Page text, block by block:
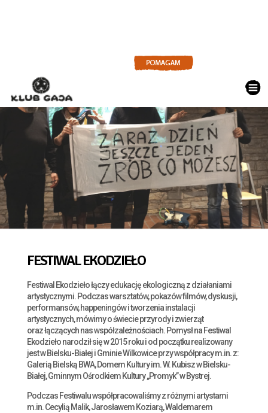
SZTUKA DLA ZIEMI
FESTIWAL
FESTIWAL EKODZIEŁO
Festiwal Ekodzieło łączy edukację ekologiczną z działaniami
artystycznymi. Podczas warsztatów, pokazów filmów, dyskusji,
performansów, happeningów i tworzenia instalacji
artystycznych, mówimy o świecie przyrody i zwierząt
oraz łączących nas współzależnościach. Pomysł na Festiwal
Ekodzieło narodził się w 2015 roku i od początku realizowany
jest w Bielsku-Białej i Gminie Wilkowice przy współpracy m.in. z:
Galerią Bielską BWA, Domem Kultury im. W. Kubisz w Bielsku-
Białej, Gminnym Ośrodkiem Kultury „Promyk” w Bystrej.
Podczas Festiwalu współpracowaliśmy z różnymi artystami
m.in. Cecylią Malik, Jarosławem Koziarą, Waldemarem